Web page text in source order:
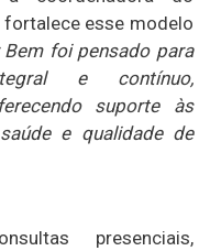
fortalece esse modelo
Bem foi pensado para
e contínuo,
suporte às
e qualidade de
presenciais,